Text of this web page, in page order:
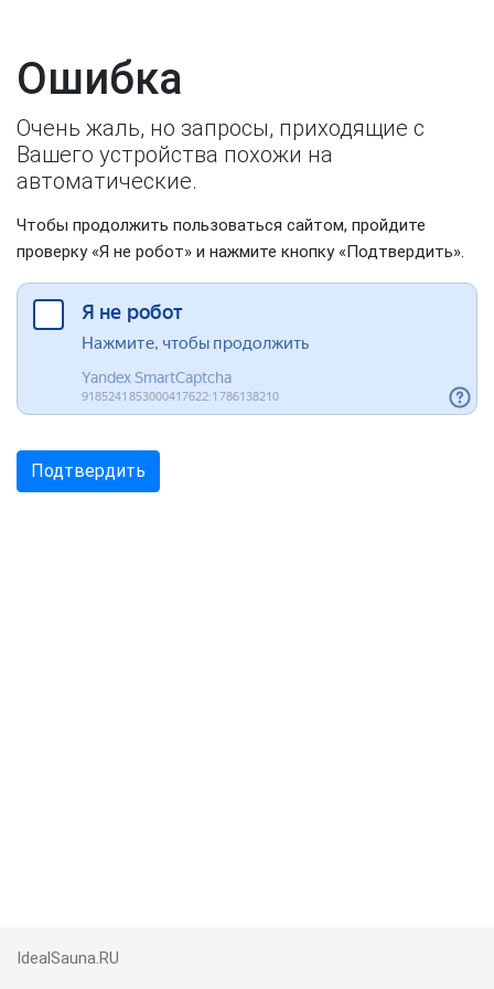
Ошибка
Очень жаль, но запросы, приходящие с
Вашего устройства похожи на
автоматические.
Чтобы продолжить пользоваться сайтом, пройдите
проверку «Я не робот» и нажмите кнопку «Подтвердить».
IdealSauna.RU